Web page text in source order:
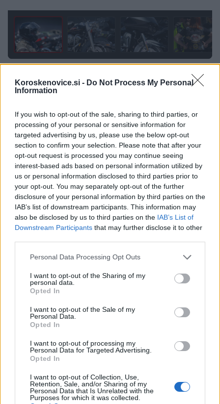
Koroskenovice.si - Do Not Process My Personal
Information
If you wish to opt-out of the sale, sharing to third parties, or
processing of your personal or sensitive information for
targeted advertising by us, please use the below opt-out
section to confirm your selection. Please note that after your
opt-out request is processed you may continue seeing
interest-based ads based on personal information utilized by
us or personal information disclosed to third parties prior to
your opt-out. You may separately opt-out of the further
disclosure of your personal information by third parties on the
IAB’s list of downstream participants. This information may
also be disclosed by us to third parties on the IAB’s List of
Downstream Participants that may further disclose it to other
Please note that this website/app uses one or more Google
not limited to your visit or usage behaviour. You may click to
grant or deny consent to Google and its third-party tags to
use your data for below specified purposes in below Google
consent section.
Personal Data Processing Opt Outs
I want to opt-out of the Sharing of my
personal data.
Opted In
I want to opt-out of the Sale of my
Personal Data.
Opted In
I want to opt-out of processing my
Personal Data for Targeted Advertising.
Opted In
I want to opt-out of Collection, Use,
Retention, Sale, and/or Sharing of my
Personal Data that Is Unrelated with the
Purposes for which it was collected.
Opozorilo:Po 297. členu Kazenskega zakonika je
posameznik kazensko odgovoren za javno spodbujanje
sovraštva, nasilja ali nestrpnosti. Komentarji z žaljivimi,
rasističnimi, diskriminatornimi ali nezakonitimi vsebinami bodo
odstranjeni. Pravila komentiranja →
Failed to fetch
Kategorije: Novice Novice
Ključne besede: Ravne na Koroškem
moto žegn
motoristi
Več iz kraja Ravne na Koroškem